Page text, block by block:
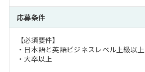
応募条件
【必須要件】
・日本語と英語ビジネスレベル上級以上
・大卒以上